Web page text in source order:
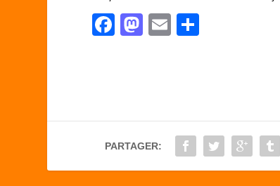
F
b
o
M
d
o
E
er
PARTAGER: